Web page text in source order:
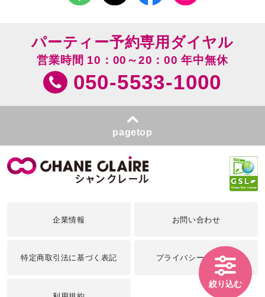
絞り込む
パーティー予約専用ダイヤル
営業時間 10：00～20：00 年中無休
050-5533-1000
pagetop
企業情報 お問い合わせ
特定商取引法に基づく表記 プライバシーポリシー